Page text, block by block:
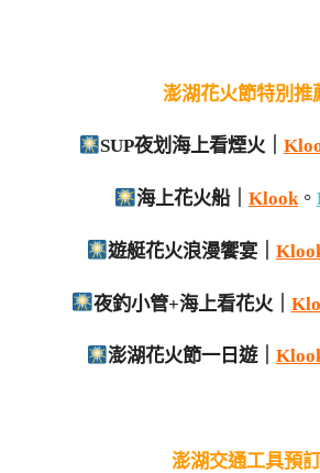
澎湖花火節特別推
SUP夜划海上看煙火｜
海上花火船｜ Klook。
遊艇花火浪漫饗宴｜
夜釣小管+海上看花火｜
澎湖花火節一日遊｜
澎湖交通工具預訂